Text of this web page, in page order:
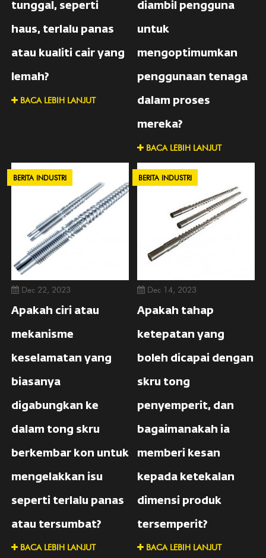
tunggal, seperti
haus, terlalu panas
atau kualiti cair yang
lemah?
BACA LEBIH LANJUT
diambil pengguna
untuk
mengoptimumkan
penggunaan tenaga
dalam proses
mereka?
BACA LEBIH LANJUT
BERITA INDUSTRI
Dec 22, 2023
Apakah ciri atau
mekanisme
keselamatan yang
biasanya
digabungkan ke
dalam tong skru
berkembar kon untuk
mengelakkan isu
seperti terlalu panas
atau tersumbat?
BACA LEBIH LANJUT
BERITA INDUSTRI
Dec 14, 2023
Apakah tahap
ketepatan yang
boleh dicapai dengan
skru tong
penyemperit, dan
bagaimanakah ia
memberi kesan
kepada ketekalan
dimensi produk
tersemperit?
BACA LEBIH LANJUT